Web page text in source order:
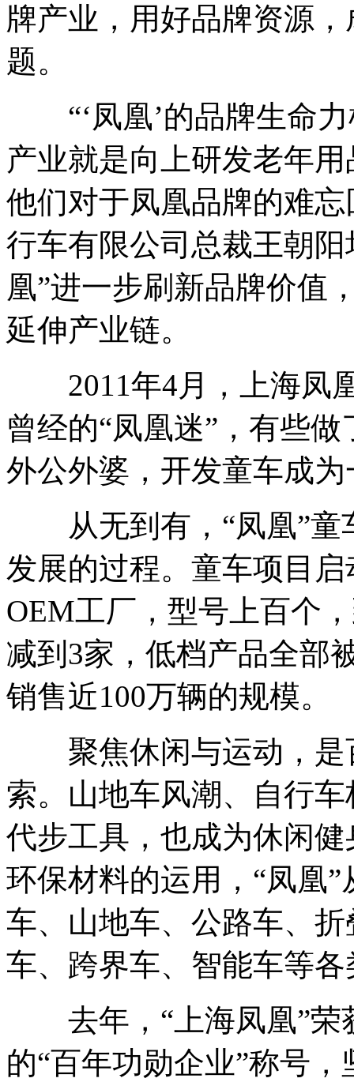
牌产业，用好品牌资源
题。
“‘凤凰’的品牌生命力
产业就是向上研发老年
他们对于凤凰品牌的难
行车有限公司总裁王朝
凰”进一步刷新品牌价值
延伸产业链。
2011年4月，上海凤
曾经的“凤凰迷”，有些
外公外婆，开发童车成
从无到有，“凤凰”童
发展的过程。童车项目
OEM工厂，型号上百个
减到3家，低档产品全部
销售近100万辆的规模。
聚焦休闲与运动，是
索。山地车风潮、自行
代步工具，也成为休闲
环保材料的运用，“凤凰
车、山地车、公路车、
车、跨界车、智能车等
去年，“上海凤凰”荣
的“百年功勋企业”称号